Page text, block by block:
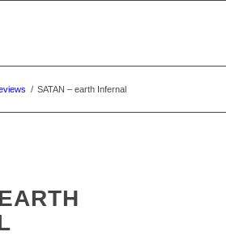
/ SATAN – earth Infernal